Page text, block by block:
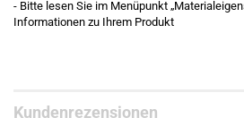
- Bitte lesen Sie im Menüpunkt
Informationen zu Ihrem Produkt
Kundenrezensionen